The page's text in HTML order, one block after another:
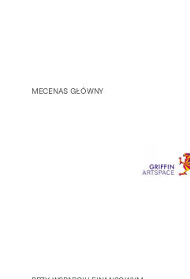
MECENAS GŁÓWNY